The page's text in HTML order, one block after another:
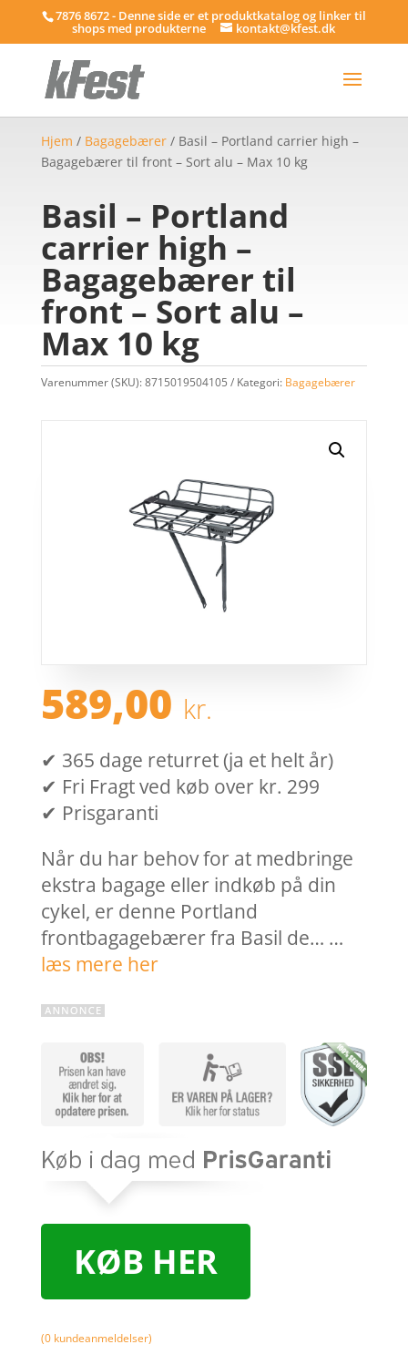
7876 8672 - Denne side er et produktkatalog og linker til
shops med produkterne kontakt@kfest.dk
Hjem / Bagagebærer/ Basil – Portland carrier high –
Bagagebærer til front – Sort alu – Max 10 kg
Basil – Portland
carrier high –
Bagagebærer til
front – Sort alu –
Max 10 kg
Varenummer (SKU):8715019504105 Kategori: Bagagebærer
589,00 kr.
✔ 365 dage returret (ja et helt år)
✔ Fri Fragt ved køb over kr. 299
✔ Prisgaranti
Når du har behov for at medbringe
ekstra bagage eller indkøb på din
cykel, er denne Portland
frontbagagebærer fra Basil de… …
læs mere her
KØB HER
(0kundeanmeldelser)